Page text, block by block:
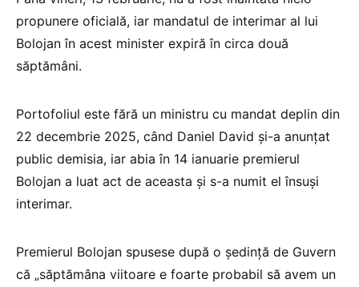
propunere oficială, iar mandatul de interimar al lui
Bolojan în acest minister expiră în circa două
săptămâni.
Portofoliul este fără un ministru cu mandat deplin din
22 decembrie 2025, când Daniel David și-a anunțat
public demisia, iar abia în 14 ianuarie premierul
Bolojan a luat act de aceasta și s-a numit el însuși
interimar.
Premierul Bolojan spusese după o ședință de Guvern
că „săptămâna viitoare e foarte probabil să avem un